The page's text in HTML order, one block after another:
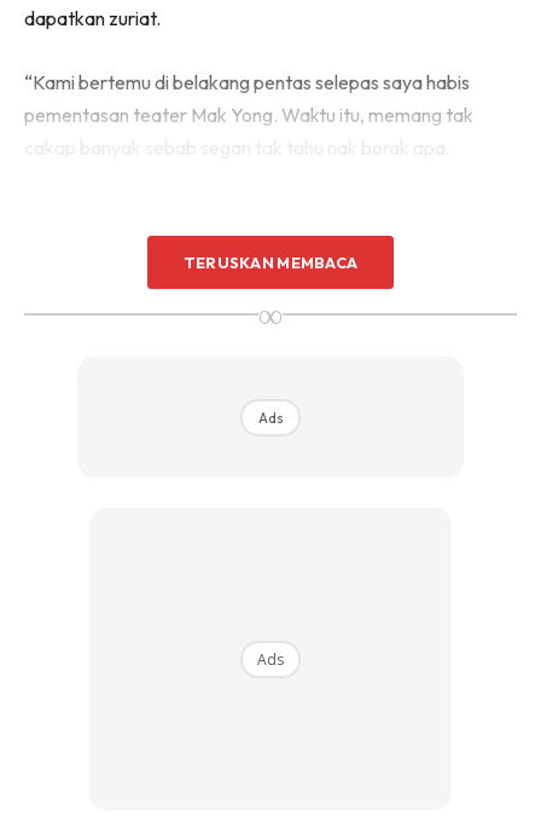
dapatkan zuriat.
“Kami bertemu di belakang pentas selepas saya habis
pementasan teater Mak Yong. Waktu itu, memang tak
TERUSKAN MEMBACA
∞
Ads
Ads